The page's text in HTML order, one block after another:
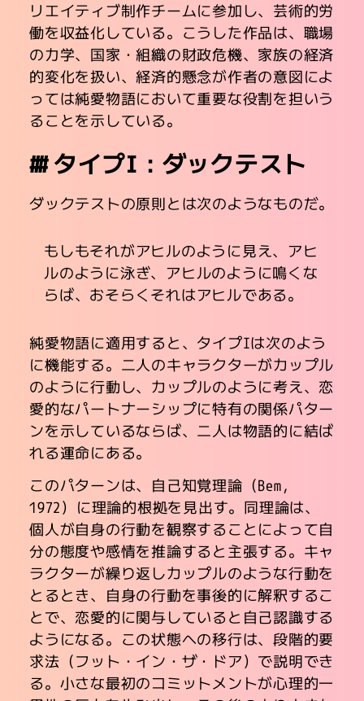
リエイティブ制作チームに参加し、芸術的労
働を収益化している。こうした作品は、職場
の力学、国家・組織の財政危機、家族の経済
的変化を扱い、経済的懸念が作者の意図によ
っては純愛物語において重要な役割を担いう
ることを示している。
タイプI：ダックテスト
ダックテストの原則とは次のようなものだ。
もしもそれがアヒルのように見え、アヒ
ルのように泳ぎ、アヒルのように鳴くな
らば、おそらくそれはアヒルである。
純愛物語に適用すると、タイプIは次のよう
に機能する。二人のキャラクターがカップル
のように行動し、カップルのように考え、恋
愛的なパートナーシップに特有の関係パター
ンを示しているならば、二人は物語的に結ば
れる運命にある。
このパターンは、自己知覚理論（Bem,
1972）に理論的根拠を見出す。同理論は、
個人が自身の行動を観察することによって自
分の態度や感情を推論すると主張する。キャ
ラクターが繰り返しカップルのような行動を
とるとき、自身の行動を事後的に解釈するこ
とで、恋愛的に関与していると自己認識する
ようになる。この状態への移行は、段階的要
求法（フット・イン・ザ・ドア）で説明でき
る。小さな最初のコミットメントが心理的一